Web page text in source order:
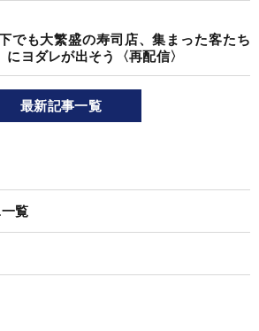
でも大繁盛の寿司店、集まった客たち
ヨダレが出そう〈再配信〉
最新記事一覧
覧